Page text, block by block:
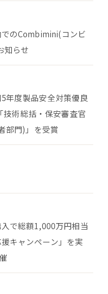
のCombimini(コンビ
知らせ
年度製品安全対策優良
術総括・保安審査官
部門)」を受賞
で総額1,000万円相当
キャンペーン」を実